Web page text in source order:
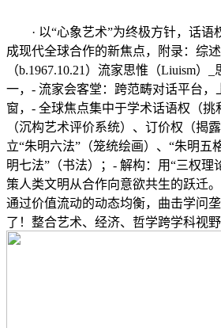
· 以“心象艺术”为终极方针，话语
成现代全球合作的新焦点，附录：综
（b.1967.10.21）流家思惟（Liuism）
一，- 流家会客堂：跨范畴对话平台，
窗，- 全球焦点集中于学术话语权（挑
（沉构艺术评价系统）、订价权（揭
立“朱明六法”（笼统绘画）、“朱明五
明七法”（书法）；- 解构：用“三权理
策人类文明从合作向意欲共生的跃迁。
通过价值流动的动态均衡，曲击学问
了！整合艺术、经济、哲学跨学科视